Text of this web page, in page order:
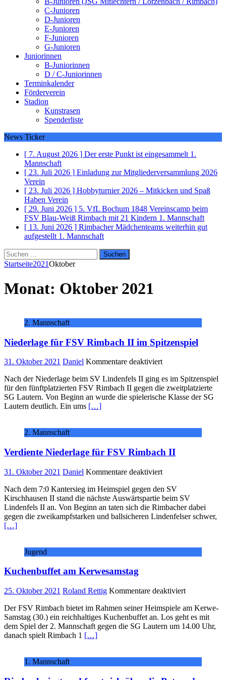
C-Junioren
D-Junioren
E-Junioren
F-Junioren
G-Junioren
Juniorinnen
B-Juniorinnen
D / C-Juniorinnen
Terminkalender
Förderverein
Stadion
Kunstrasen
Spenderliste
News Ticker
[ 7. August 2026 ] Der erste Punkt ist eingesammelt 1.
Mannschaft
[ 23. Juli 2026 ] Einladung zur Mitgliederversammlung 2026
Verein
[ 23. Juli 2026 ] Hobbyturnier 2026 – Mitkicken und Spaß
Haben Verein
[ 29. Juni 2026 ] 5. VfL Bochum 1848 Vereinscamp beim
FSV Blau-Weiß Rimbach mit 21 Kindern 1. Mannschaft
[ 13. Juni 2026 ] Rimbacher Mädchenteams weiterhin gut
aufgestellt 1. Mannschaft
Suchen
nach:
Startseite2021Oktober
Monat: Oktober 2021
2. Mannschaft
Niederlage für FSV Rimbach II im Spitzenspiel
31. Oktober 2021 Daniel Kommentare deaktiviertfür
für
FSV
Rimbach
Nach der Niederlage beim SV Lindenfels II ging es im Spitzenspiel
für den fünftplatzierten FSV Rimbach II gegen die zweitplatzierte
SG Lautern. Von Beginn an wurde die spielerische Klasse der SG
Lautern deutlich. Ein ums […]
2. Mannschaft
Verdiente Niederlage für FSV Rimbach II
31. Oktober 2021 Daniel Kommentare deaktiviertfür
Niederlage
für
FSV
Rimbach
Nach dem 7:0 Kantersieg im Heimspiel gegen den SV
Kirschhausen II stand die nächste Auswärtspartie beim SV
Lindenfels II an. Von Beginn an taten sich die Rimbacher dabei
gegen die zweikampfstarken und ballsicheren Lindenfelser schwer,
[…]
Jugend
Kuchenbuffet am Kerwesamstag
25. Oktober 2021 Roland Rettig Kommentare deaktiviertfür
am
Der FSV Rimbach bietet im Rahmen seiner Heimspiele am Kerwe-
Samstag (30.) ein reichhaltiges Kuchenbuffet an. Los geht es mit
dem Spiel der 2. Mannschaft gegen die SG Lautern um 14.00 Uhr,
danach spielt Rimbach 1 […]
1. Mannschaft